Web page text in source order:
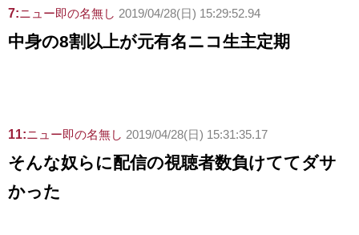
7:ニュー即の名無し 2019/04/28(日) 15:29:52.94
中身の8割以上が元有名ニコ生主定期
11:ニュー即の名無し 2019/04/28(日) 15:31:35.17
そんな奴らに配信の視聴者数負けててダサ
かった